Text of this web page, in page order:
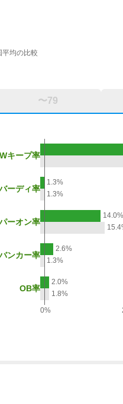
均の比較
〜79
キープ率
ーディ率
1.3%
1.3%
ーオン率
14.0%
ンカー率
2.6%
1.3%
OB率
2.0%
1.8%
0%